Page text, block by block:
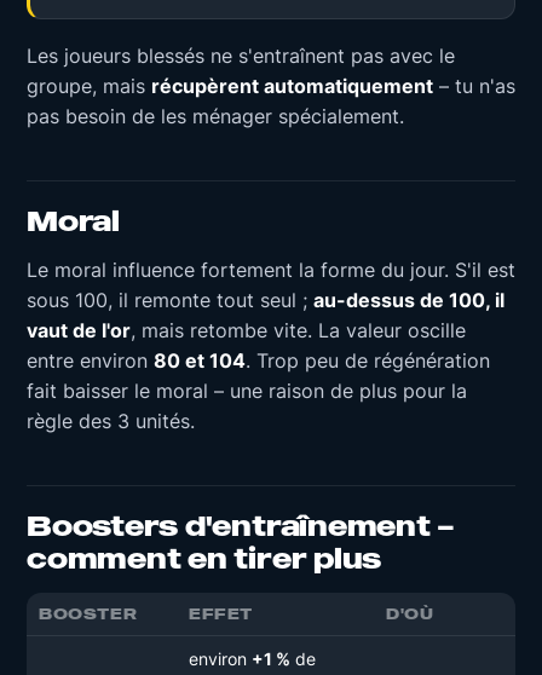
Les joueurs blessés ne s'entraînent pas avec le
groupe, mais récupèrent automatiquement – tu n'as
pas besoin de les ménager spécialement.
Moral
Le moral influence fortement la forme du jour. S'il est
sous 100, il remonte tout seul ; au-dessus de 100, il
vaut de l'or, mais retombe vite. La valeur oscille
entre environ 80 et 104. Trop peu de régénération
fait baisser le moral – une raison de plus pour la
règle des 3 unités.
Boosters d'entraînement –
comment en tirer plus
BOOSTER EFFET D'OÙ
environ +1 % de